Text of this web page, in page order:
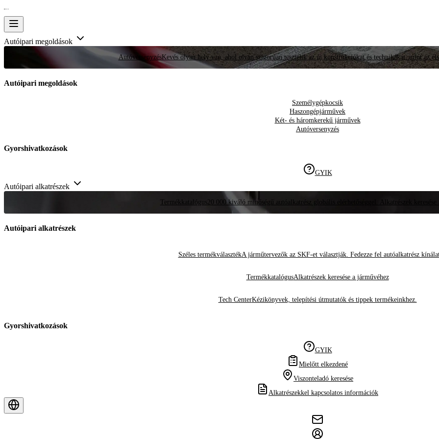
Autóipari megoldások
AutóversenyzésKevés olyan hely van, ahol olyan szigorúan tesztelik az új konstrukciókat és technikákat, mint az
Autóipari megoldások
Személygépkocsik
Haszongépjárművek
Két- és háromkerekű járművek
Autóversenyzés
Gyorshivatkozások
GYIK
Autóipari alkatrészek
Termékkatalógus20 000 kiváló minőségű autóalkatrész globális elérhetőséggel. Alkatrészek keresése
Autóipari alkatrészek
Széles termékválasztékA járműtervezők az SKF-et választják. Fedezze fel autóalkatrész
TermékkatalógusAlkatrészek keresése a járművéhez
Tech CenterKézikönyvek, telepítési útmutatók és tippek termékeinkhez.
Gyorshivatkozások
GYIK
Mielőtt elkezdené
Viszonteladó keresése
Alkatrészekkel kapcsolatos információk